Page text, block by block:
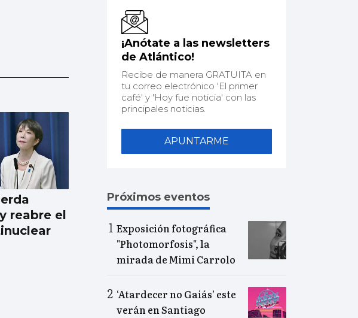
reabre el
¡Anótate a las newsletters
de Atlántico!
Recibe de manera GRATUITA en
tu correo electrónico 'El primer
café' y 'Hoy fue noticia' con las
principales noticias.
APUNTARME
Próximos eventos
Exposición fotográfica
"Photomorfosis", la
mirada de Mimi Carrolo
‘Atardecer no Gaiás’ este
verán en Santiago